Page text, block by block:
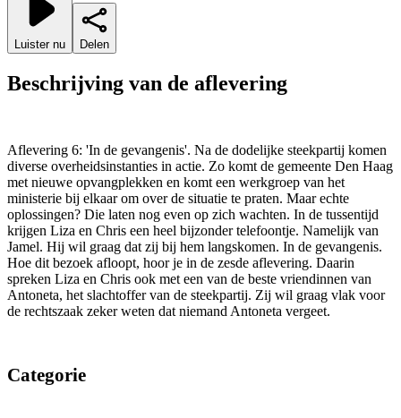
Luister nu Delen
Beschrijving van de aflevering
Aflevering 6: 'In de gevangenis'. Na de dodelijke steekpartij komen
diverse overheidsinstanties in actie. Zo komt de gemeente Den Haag
met nieuwe opvangplekken en komt een werkgroep van het
ministerie bij elkaar om over de situatie te praten. Maar echte
oplossingen? Die laten nog even op zich wachten. In de tussentijd
krijgen Liza en Chris een heel bijzonder telefoontje. Namelijk van
Jamel. Hij wil graag dat zij bij hem langskomen. In de gevangenis.
Hoe dit bezoek afloopt, hoor je in de zesde aflevering. Daarin
spreken Liza en Chris ook met een van de beste vriendinnen van
Antoneta, het slachtoffer van de steekpartij. Zij wil graag vlak voor
de rechtszaak zeker weten dat niemand Antoneta vergeet.
Categorie